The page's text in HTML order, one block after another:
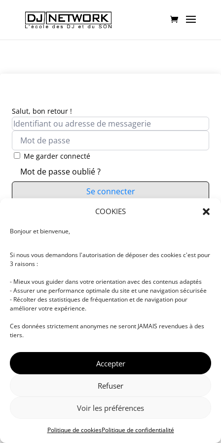
COOKIES
Bonjour et bienvenue,
Si nous vous demandons l'autorisation de déposer des cookies c'est pour
3 raisons :
- Mieux vous guider dans votre orientation avec des contenus adaptés
- Assurer une performance optimale du site et une navigation sécurisée
- Récolter des statistiques de fréquentation et de navigation pour
améliorer votre expérience.
Ces données strictement anonymes ne seront JAMAIS revendues à des
tiers.
Accepter
Refuser
Voir les préférences
Politique de cookiesPolitique de confidentialité
Salut, bon retour !
Me garder connecté
Mot de passe oublié ?
Se connecter
Vous n’avez pas de compte ?
musicale • Certifications professionnelles • Paris •